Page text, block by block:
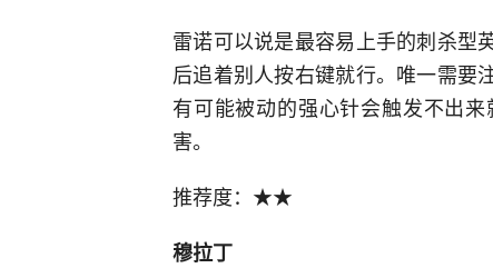
雷诺可以说是最容易上手的刺杀型
后追着别人按右键就行。唯一需要
有可能被动的强心针会触发不出
害。
推荐度：★★
穆拉丁